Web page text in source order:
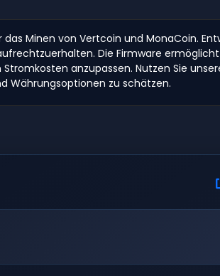
das Minen von Vertcoin und MonaCoin.
Die Firmware
anzupassen. Nutzen Sie
Währungsoptionen zu schätzen.